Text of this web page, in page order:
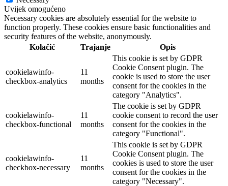
Uvijek omogućeno
Necessary cookies are absolutely essential for the website to
function properly. These cookies ensure basic functionalities and
security features of the website, anonymously.
Kolačić
Trajanje Opis
cookielawinfo-
checkbox-analytics
11
months
This cookie is set by GDPR
Cookie Consent plugin. The
cookie is used to store the user
consent for the cookies in the
category "Analytics".
cookielawinfo-
checkbox-functional
11
months
The cookie is set by GDPR
cookie consent to record the user
consent for the cookies in the
category "Functional".
cookielawinfo-
checkbox-necessary
11
months
This cookie is set by GDPR
Cookie Consent plugin. The
cookies is used to store the user
consent for the cookies in the
category "Necessary".